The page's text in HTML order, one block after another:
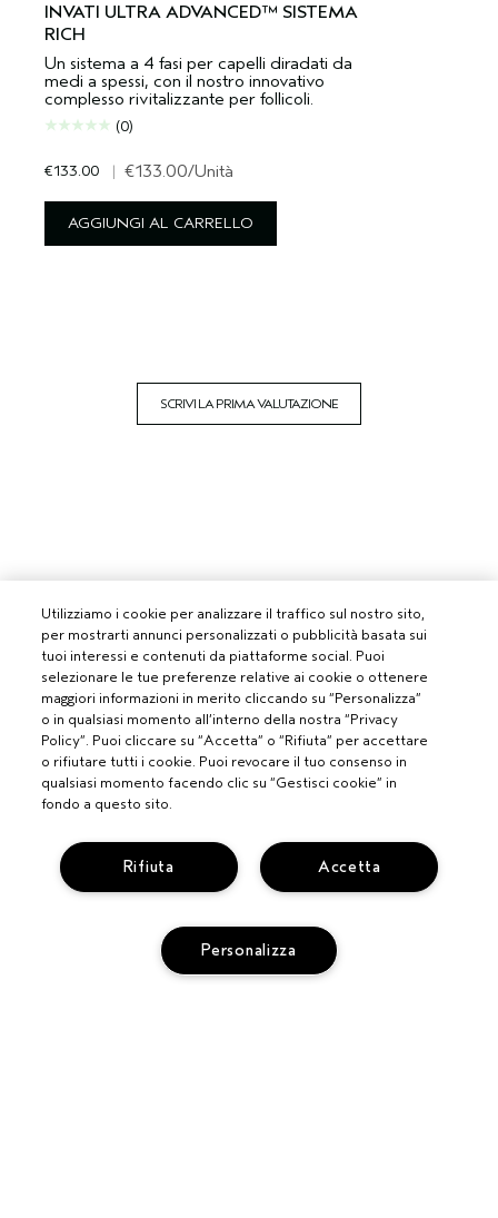
INVATI ULTRA ADVANCED™ SISTEMA
RICH
Un sistema a 4 fasi per capelli diradati da
medi a spessi, con il nostro innovativo
complesso rivitalizzante per follicoli.
(0)
€133.00 | €133.00/Unità
AGGIUNGI AL CARRELLO
SCRIVI LA PRIMA VALUTAZIONE
Utilizziamo i cookie per analizzare il traffico sul nostro sito,
per mostrarti annunci personalizzati o pubblicità basata sui
tuoi interessi e contenuti da piattaforme social. Puoi
selezionare le tue preferenze relative ai cookie o ottenere
maggiori informazioni in merito cliccando su “Personalizza”
o in qualsiasi momento all’interno della nostra “Privacy
Policy”. Puoi cliccare su “Accetta” o “Rifiuta” per accettare
o rifiutare tutti i cookie. Puoi revocare il tuo consenso in
qualsiasi momento facendo clic su “Gestisci cookie” in
fondo a questo sito.
Accetta
Rifiuta
Personalizza